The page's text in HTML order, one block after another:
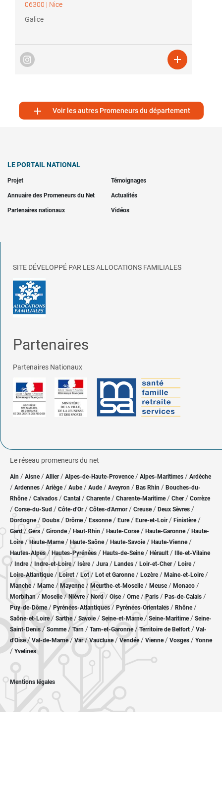
06300 | Nice
Galice

 Voir les autres Promeneurs du département
LE PORTAIL NATIONAL
Projet Témoignages
Annuaire des Promeneurs du Net Actualités
Partenaires nationaux Vidéos
SITE DÉVELOPPÉ PAR LES ALLOCATIONS FAMILIALES
Partenaires
Partenaires Nationaux
Le réseau promeneurs du net
Ain / Aisne/ Allier/ Alpes-de-Haute-Provence / Alpes-Maritimes / Ardèche
/ Ardennes / Ariège/ Aube/ Aude / Aveyron / Bas Rhin / Bouches-du-
Rhône/ Calvados / Cantal / Charente / Charente-Maritime/ Cher / Corrèze
/ Corse-du-Sud / Côte-d'Or / Côtes-d'Armor/ Creuse/ Deux Sèvres /
Dordogne/ Doubs / Drôme/ Essonne / Eure/ Eure-et-Loir / Finistère/
Gard/Gers / Gironde/ Haut-Rhin / Haute-Corse/ Haute-Garonne/ Haute-
Loire/Haute-Marne/ Haute-Saône/ Haute-Savoie/ Haute-Vienne/
Hautes-Alpes/ Hautes-Pyrénées / Hauts-de-Seine/ Hérault / Ille-et-Vilaine
/ Indre/ Indre-et-Loire/ Isère/ Jura / Landes / Loir-et-Cher/ Loire/
Loire-Atlantique/ Loiret / Lot/ Lot et Garonne/ Lozère / Maine-et-Loire/
Manche/ Marne/ Mayenne/ Meurthe-et-Moselle/ Meuse/ Monaco /
Morbihan/ Moselle/ Nièvre / Nord/ Oise / Orne/Paris / Pas-de-Calais /
Puy-de-Dôme/ Pyrénées-Atlantiques / Pyrénées-Orientales / Rhône/
Saône-et-Loire/ Sarthe/ Savoie/ Seine-et-Marne/ Seine-Maritime/ Seine-
Saint-Denis /Somme/ Tarn / Tarn-et-Garonne/Territoire de Belfort / Val-
d'Oise/ Val-de-Marne/Var/Vaucluse/ Vendée/ Vienne/ Vosges / Yonne
/ Yvelines
Mentions légales